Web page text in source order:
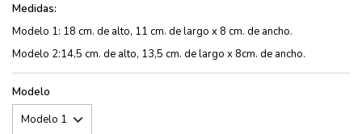
Medidas:
Modelo 1: 18 cm. de alto, 11 cm. de largo x 8 cm. de ancho.
Modelo 2:14,5 cm. de alto, 13,5 cm. de largo x 8cm. de ancho.
Modelo